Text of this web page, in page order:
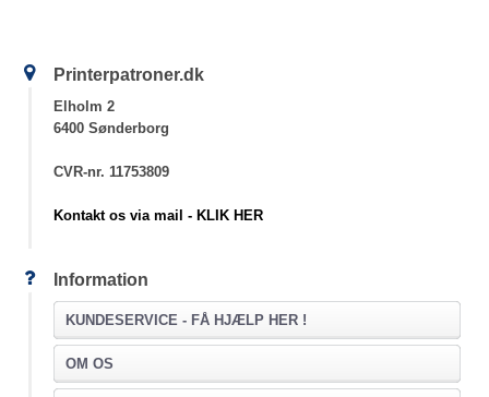
Printerpatroner.dk
Elholm 2
6400 Sønderborg
CVR-nr. 11753809
Kontakt os via mail - KLIK HER
Information
KUNDESERVICE - FÅ HJÆLP HER !
OM OS